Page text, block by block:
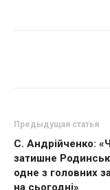
Предыдущая статья
С. Андрійченко:
затишне
одне з головних
на сьогодні»